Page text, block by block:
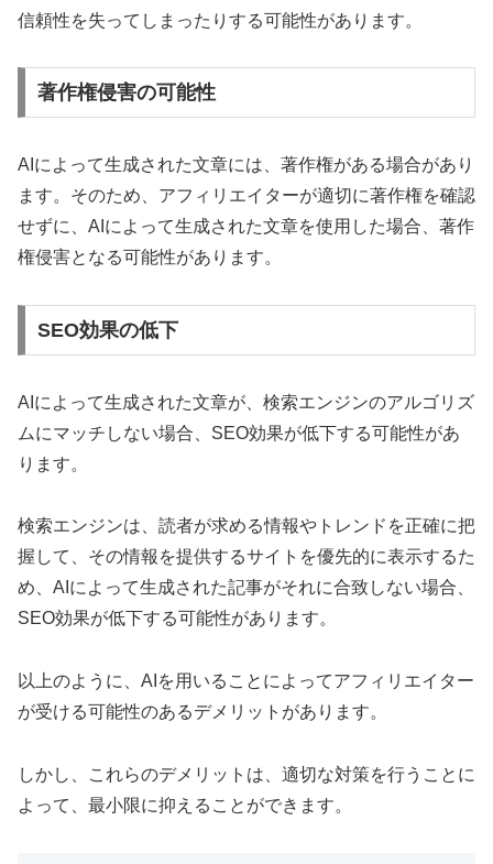
信頼性を失ってしまったりする可能性があります。
著作権侵害の可能性
AIによって生成された文章には、著作権がある場合があり
ます。そのため、アフィリエイターが適切に著作権を確認
せずに、AIによって生成された文章を使用した場合、著作
権侵害となる可能性があります。
SEO効果の低下
AIによって生成された文章が、検索エンジンのアルゴリズ
ムにマッチしない場合、SEO効果が低下する可能性があ
ります。
検索エンジンは、読者が求める情報やトレンドを正確に把
握して、その情報を提供するサイトを優先的に表示するた
め、AIによって生成された記事がそれに合致しない場合、
SEO効果が低下する可能性があります。
以上のように、AIを用いることによってアフィリエイター
が受ける可能性のあるデメリットがあります。
しかし、これらのデメリットは、適切な対策を行うことに
よって、最小限に抑えることができます。